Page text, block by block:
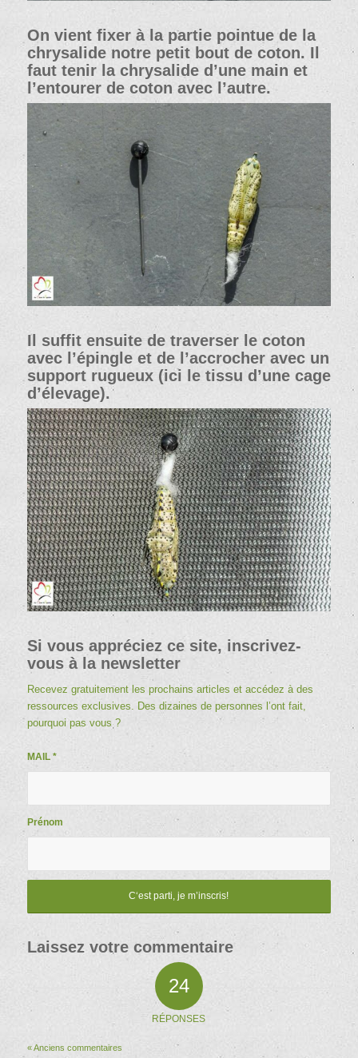
On vient fixer à la partie pointue de la
chrysalide notre petit bout de coton. Il
faut tenir la chrysalide d’une main et
l’entourer de coton avec l’autre.
Il suffit ensuite de traverser le coton
avec l’épingle et de l’accrocher avec un
support rugueux (ici le tissu d’une cage
d’élevage).
Si vous appréciez ce site, inscrivez-
vous à la newsletter
Recevez gratuitement les prochains articles et accédez à des
ressources exclusives. Des dizaines de personnes l’ont fait,
pourquoi pas vous ?
MAIL *
Prénom
Laissez votre commentaire
24
RÉPONSES
« Anciens commentaires